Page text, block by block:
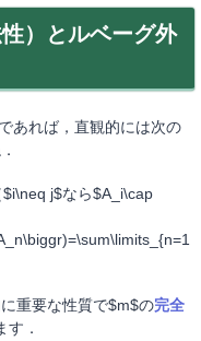
）とルベーグ外
あれば，直観的には次の
j$なら$A_i\cap
重要な性質で$m$の完全
す．